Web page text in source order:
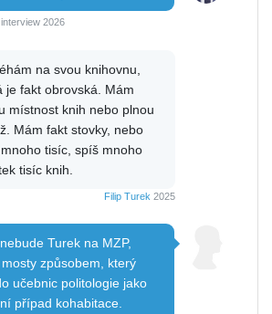
interview 2026
na svou knihovnu,
je fakt obrovská. Mám
místnost knih nebo plnou
Mám fakt stovky, nebo
tisíc, spíš mnoho
tisíc knih.
Filip Turek 2025
Turek na MZP,
způsobem, který
učebnic politologie jako
případ kohabitace.